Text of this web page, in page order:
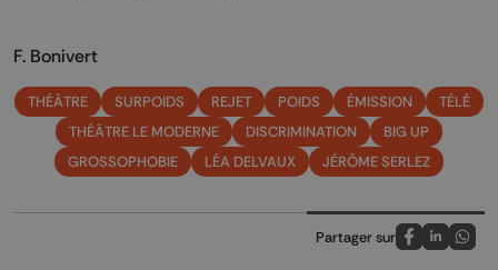
F. Bonivert
THÉÂTRE SURPOIDS REJET POIDS ÉMISSION
TÉLÉ
THÉÂTRE LE MODERNE
DISCRIMINATION
BIG UP
GROSSOPHOBIE
LÉA DELVAUX JÉRÔME SERLEZ
Partager sur
Partagez sur
Partagez